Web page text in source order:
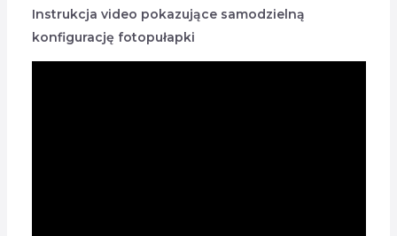
Instrukcja video pokazujące samodzielną
konfigurację fotopułapki